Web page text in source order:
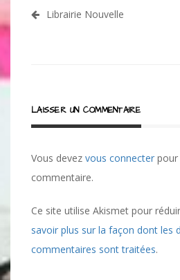
Navigation
Librairie Nouvelle
LAISSER UN COMMENTAIRE
Vous devez vous connecter pour
commentaire.
Ce site utilise Akismet pour
savoir plus sur la façon dont les
commentaires sont traitées.